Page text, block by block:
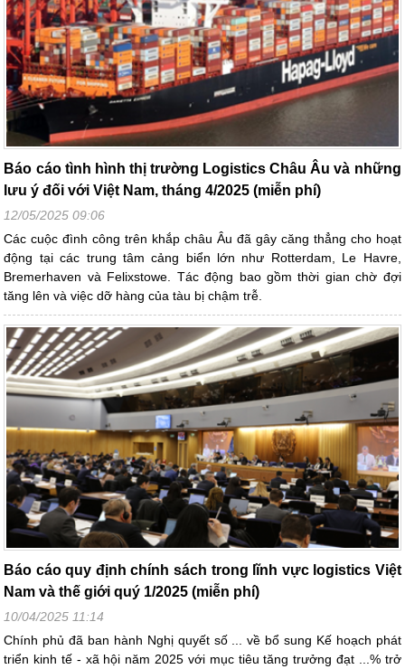
Báo cáo tình hình thị trường Logistics Châu Âu và những
lưu ý đối với Việt Nam, tháng 4/2025 (miễn phí)
12/05/2025 09:06
Các cuộc đình công trên khắp châu Âu đã gây căng thẳng cho hoạt
động tại các trung tâm cảng biển lớn như Rotterdam, Le Havre,
Bremerhaven và Felixstowe. Tác động bao gồm thời gian chờ đợi
tăng lên và việc dỡ hàng của tàu bị chậm trễ.
Báo cáo quy định chính sách trong lĩnh vực logistics Việt
Nam và thế giới quý 1/2025 (miễn phí)
10/04/2025 11:14
Chính phủ đã ban hành Nghị quyết số ... về bổ sung Kế hoạch phát
triển kinh tế - xã hội năm 2025 với mục tiêu tăng trưởng đạt ...% trở